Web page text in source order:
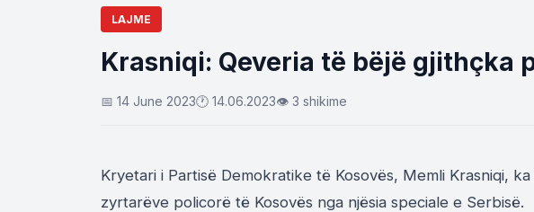
LAJME
Krasniqi: Qeveria të bëjë gjithçka
📅 14 June 2023🕐 14.06.2023👁 3 shikime
Kryetari i Partisë Demokratike të Kosovës, Memli Krasniqi,
zyrtarëve policorë të Kosovës nga njësia speciale e Serbisë.